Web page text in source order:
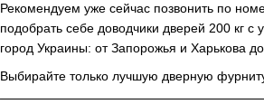
Рекомендуем уже сейчас позвонить по
подобрать себе доводчики дверей 200 кг
город Украины: от Запорожья и Харькова
Выбирайте только лучшую дверную